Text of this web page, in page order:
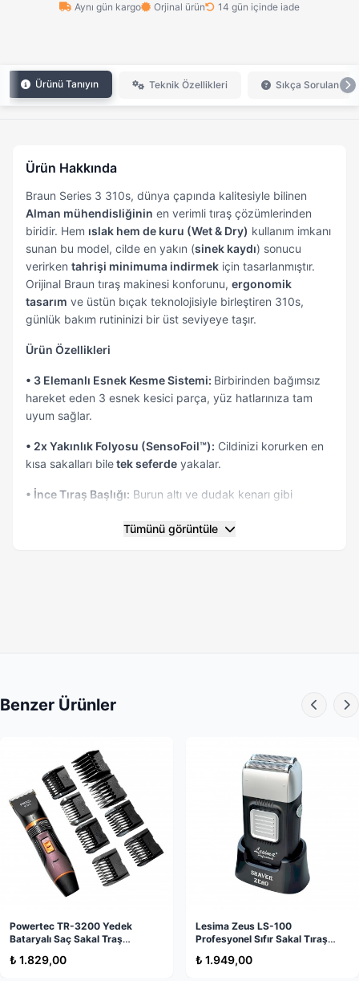
Aynı gün kargo Orjinal ürün 14 gün içinde iade
Ürünü Tanıyın Teknik Özellikleri Sıkça Sorulan
Ürün Hakkında
Braun Series 3 310s, dünya çapında kalitesiyle bilinen
Alman mühendisliğinin en verimli tıraş çözümlerinden
biridir. Hem ıslak hem de kuru (Wet & Dry) kullanım imkanı
sunan bu model, cilde en yakın (sinek kaydı) sonucu
verirken tahrişi minimuma indirmek için tasarlanmıştır.
Orijinal Braun tıraş makinesi konforunu, ergonomik
tasarım ve üstün bıçak teknolojisiyle birleştiren 310s,
günlük bakım rutininizi bir üst seviyeye taşır.
Ürün Özellikleri
• 3 Elemanlı Esnek Kesme Sistemi: Birbirinden bağımsız
hareket eden 3 esnek kesici parça, yüz hatlarınıza tam
uyum sağlar.
• 2x Yakınlık Folyosu (SensoFoil™): Cildinizi korurken en
kısa sakalları biletek seferde yakalar.
• İnce Tıraş Başlığı: Burun altı ve dudak kenarı gibi
▫ SmartPlug: Akıllı şarj cihazı.
▫ Temizleme Fırçası: İç haznenin pratik temizliği için.
Neden Bu Ürün?
Piyasada çok sayıda sakal tıraş makinesi olsa da, Braun
310s dayanıklılığı ve "fiyat-performans" liderliğiile öne
çıkar. Braun sakal tıraş makinesi fiyatları göz önüne
alındığında, uzun ömürlü Alman mühendisliği sunması bu
sinek kaydı tıraş makinesi
hem de güvenilir birseyahat
arkadaşıdır.
Tümünü görüntüle
Benzer Ürünler
Powertec TR-3200 Yedek
Bataryalı Saç Sakal Traş
₺ 1.829,00
Lesima Zeus LS-100
Profesyonel Sıfır Sakal Tıraş
₺ 1.949,00